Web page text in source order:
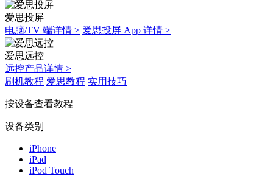
爱思投屏
电脑/TV 端详情 > 爱思投屏 App 详情 >
爱思远控
远控产品详情 >
刷机教程 爱思教程 实用技巧
按设备查看教程
设备类别
iPhone
iPad
iPod Touch